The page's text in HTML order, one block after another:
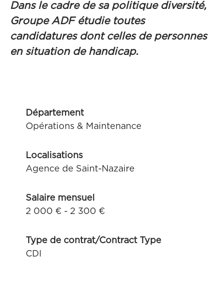
Dans le cadre de sa politique diversité,
Groupe ADF étudie toutes
candidatures dont celles de personnes
en situation de handicap.
Département
Opérations & Maintenance
Localisations
Agence de Saint-Nazaire
Salaire mensuel
2 000 € - 2 300 €
Type de contrat/Contract Type
CDI